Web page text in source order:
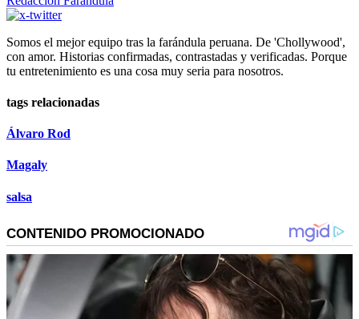
Somos el mejor equipo tras la farándula peruana. De 'Chollywood',
con amor. Historias confirmadas, contrastadas y verificadas. Porque
tu entretenimiento es una cosa muy seria para nosotros.
tags relacionadas
Álvaro Rod
Magaly
salsa